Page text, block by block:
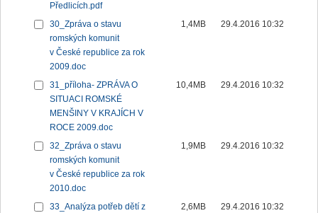
Předlicích.pdf
30_Zpráva o stavu
romských komunit
v České republice za rok
2009.doc
1,4MB 29.4.2016 10:32
31_příloha- ZPRÁVA O
SITUACI ROMSKÉ
MENŠINY V KRAJÍCH V
ROCE 2009.doc
10,4MB 29.4.2016 10:32
32_Zpráva o stavu
romských komunit
v České republice za rok
2010.doc
1,9MB 29.4.2016 10:32
33_Analýza potřeb dětí z
2,6MB 29.4.2016 10:32